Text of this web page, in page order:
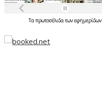
Ταπρωτοσέλιδατωνεφημερίδων